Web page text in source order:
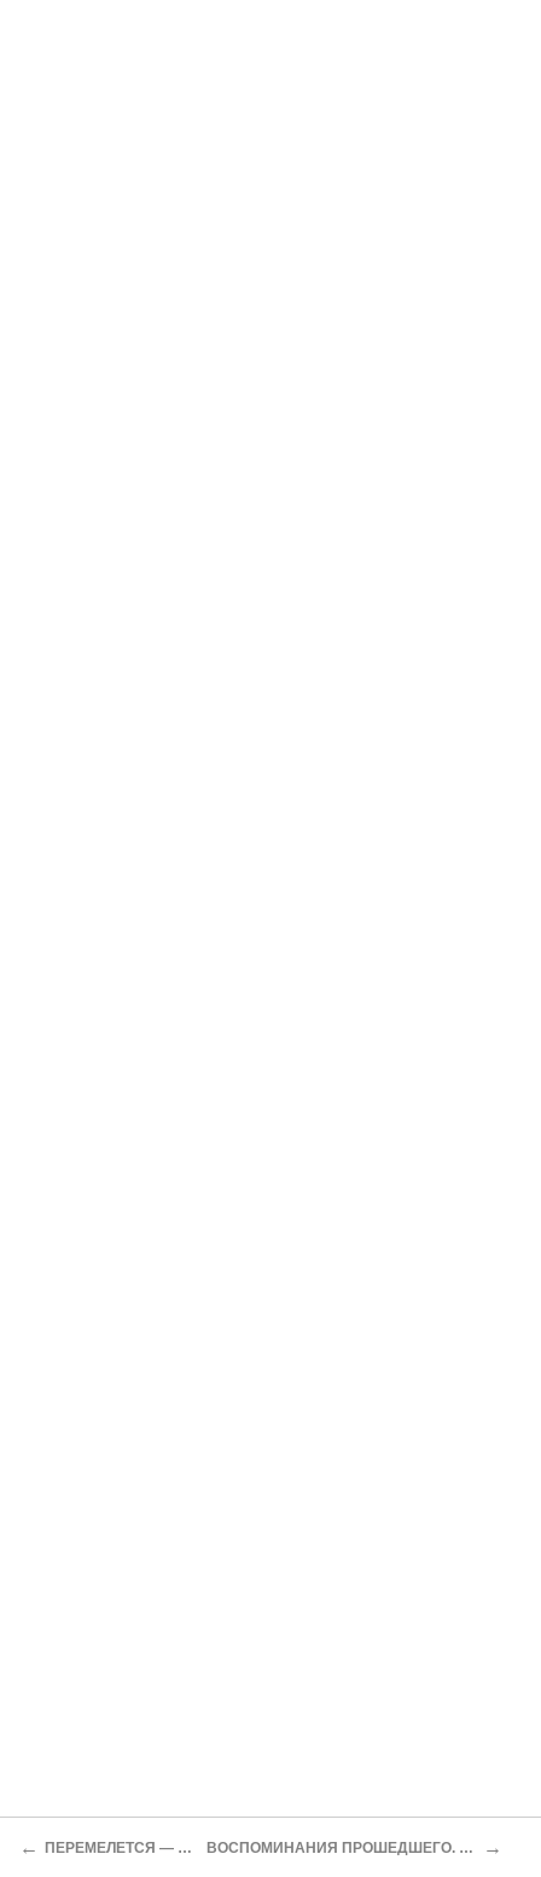
← ПЕРЕМЕЛЕТСЯ — МУКА БУДЕТ. Комедия в пяти действиях И. В. Самарина ВОСПОМИНАНИЯ ПРОШЕДШЕГО. Были, рассказы, портреты, очерки и проч. Автора «Провинциальных воспоминаний». Москва. 1868 →